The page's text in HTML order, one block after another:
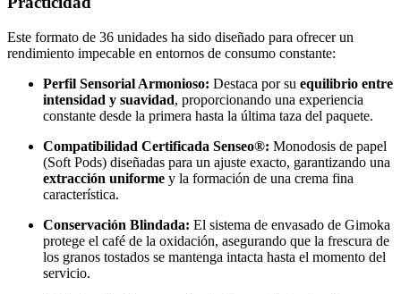
Este formato de 36 unidades ha sido diseñado para ofrecer un
rendimiento impecable en entornos de consumo constante:
Perfil Sensorial Armonioso: Destaca por su equilibrio entre
intensidad y suavidad, proporcionando una experiencia
constante desde la primera hasta la última taza del paquete.
Compatibilidad Certificada Senseo®: Monodosis de papel
(Soft Pods) diseñadas para un ajuste exacto, garantizando una
extracción uniforme y la formación de una crema fina
característica.
Conservación Blindada: El sistema de envasado de Gimoka
protege el café de la oxidación, asegurando que la frescura de
los granos tostados se mantenga intacta hasta el momento del
servicio.